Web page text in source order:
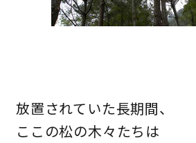
放置されていた長期間、
ここの松の木々たちは